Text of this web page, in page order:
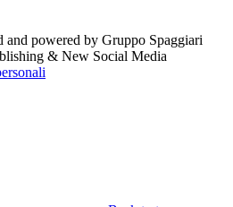
and powered by Gruppo Spaggiari
& New Social Media